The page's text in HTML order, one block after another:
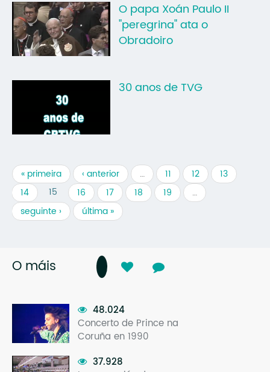
O papa Xoán Paulo II
"peregrina" ata o
Obradoiro
30 anos de TVG
« primeira ‹ anterior … 11 12
13
14
15 16 17 18 19
…
seguinte ›
última »
O máis
48.024
Concerto de Prince na
Coruña en 1990
37.928